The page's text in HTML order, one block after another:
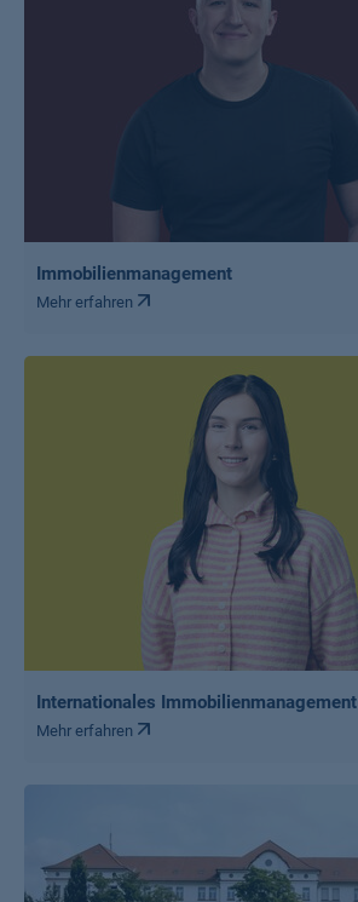
Immobilienmanagement
Mehr erfahren
Internationales Immobilienmanagement
Mehr erfahren